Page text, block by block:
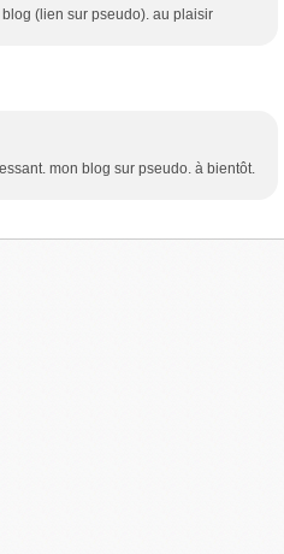
(lien sur pseudo). au plaisir
mon blog sur pseudo. à bientôt.